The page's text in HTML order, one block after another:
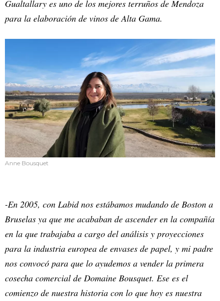
Gualtallary es uno de los mejores terruños de Mendoza
para la elaboración de vinos de Alta Gama.
Anne Bousquet
-En 2005, con Labid nos estábamos mudando de Boston a
Bruselas ya que me acababan de ascender en la compañía
en la que trabajaba a cargo del análisis y proyecciones
para la industria europea de envases de papel, y mi padre
nos convocó para que lo ayudemos a vender la primera
cosecha comercial de Domaine Bousquet. Ese es el
comienzo de nuestra historia con lo que hoy es nuestra